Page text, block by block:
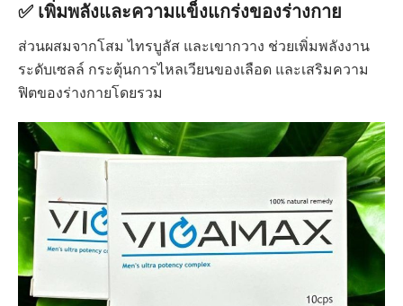
✅ เพิ่มพลังและความแข็งแกร่งของร่างกาย
ส่วนผสมจากโสม ไทรบูลัส และเขากวาง ช่วยเพิ่มพลังงาน
ระดับเซลล์ กระตุ้นการไหลเวียนของเลือด และเสริมความ
ฟิตของร่างกายโดยรวม